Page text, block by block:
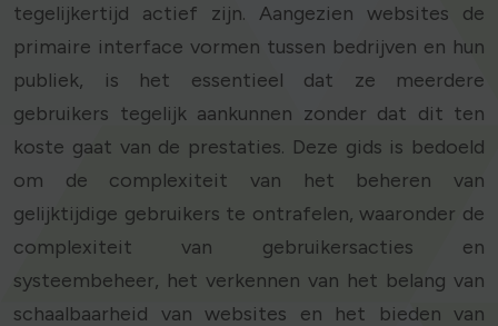
tegelijkertijd actief zijn. Aangezien websites de
primaire interface vormen tussen bedrijven en hun
publiek, is het essentieel dat ze meerdere
gebruikers tegelijk aankunnen zonder dat dit ten
koste gaat van de prestaties. Deze gids is bedoeld
om de complexiteit van het beheren van
gelijktijdige gebruikers te ontrafelen, waaronder de
complexiteit van gebruikersacties en
systeembeheer, het verkennen van het belang van
schaalbaarheid van websites en het bieden van